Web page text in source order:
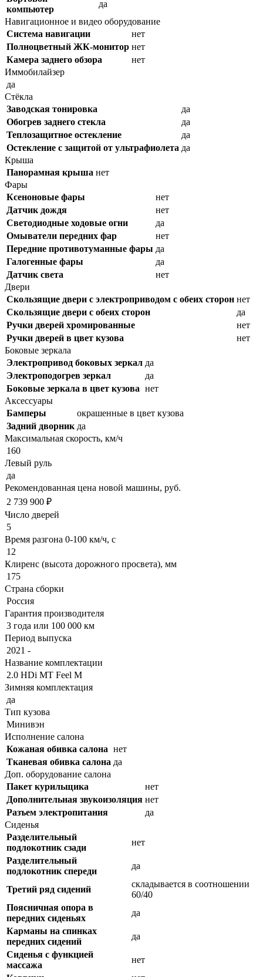
компьютер
да
Навигационное и видео оборудование
Система навигации
нет
Полноцветный ЖК-монитор нет
Камера заднего обзора
нет
Иммобилайзер
да
Стёкла
Заводская тонировка
да
Обогрев заднего стекла
да
Теплозащитное остекление
да
Остекление с защитой от ультрафиолета да
Крыша
Панорамная крыша нет
Фары
Ксеноновые фары
нет
Датчик дождя
нет
Светодиодные ходовые огни
да
Омыватели передних фар
нет
Передние противотуманные фары да
Галогенные фары
да
Датчик света
нет
Двери
Скользящие двери с электроприводом с обеих сторон нет
Скользящие двери с обеих сторон
да
Ручки дверей хромированные
нет
Ручки дверей в цвет кузова
нет
Боковые зеркала
Электропривод боковых зеркал да
Электроподогрев зеркал
да
Боковые зеркала в цвет кузова нет
Аксессуары
Бамперы
окрашенные в цвет кузова
Задний дворник да
Максимальная скорость, км/ч
160
Левый руль
да
Рекомендованная цена новой машины, руб.
2 739 900 ₽
Число дверей
5
Время разгона 0-100 км/ч, с
12
Клиренс (высота дорожного просвета), мм
175
Страна сборки
Россия
Гарантия производителя
3 года или 100 000 км
Период выпуска
2021 -
Название комплектации
2.0 HDi MT Feel M
Зимняя комплектация
да
Тип кузова
Минивэн
Исполнение салона
Кожаная обивка салона нет
Тканевая обивка салона да
Доп. оборудование салона
Пакет курильщика
нет
Дополнительная звукоизоляция нет
Разъем электропитания
да
Сиденья
Разделительный
подлокотник сзади
нет
Разделительный
подлокотник спереди
да
Третий ряд сидений
складывается в соотношении
60/40
Поясничная опора в
передних сиденьях
да
Карманы на спинках
передних сидений
да
Сиденья с функцией
массажа
нет